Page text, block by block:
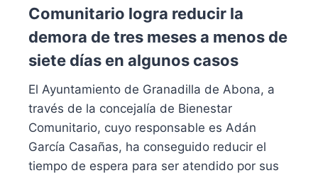
Comunitario logra reducir la
demora de tres meses a menos de
siete días en algunos casos
El Ayuntamiento de Granadilla de Abona, a
través de la concejalía de Bienestar
Comunitario, cuyo responsable es Adán
García Casañas, ha conseguido reducir el
tiempo de espera para ser atendido por sus